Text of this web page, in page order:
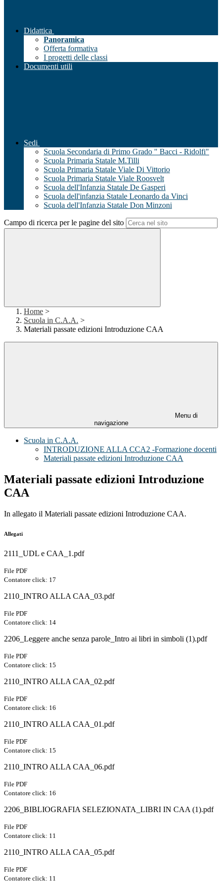
Didattica
Panoramica
Offerta formativa
I progetti delle classi
Documenti utili
Sedi
Scuola Secondaria di Primo Grado " Bacci - Ridolfi"
Scuola Primaria Statale M.Tilli
Scuola Primaria Statale Viale Di Vittorio
Scuola Primaria Statale Viale Roosvelt
Scuola dell'Infanzia Statale De Gasperi
Scuola dell'infanzia Statale Leonardo da Vinci
Scuola dell'Infanzia Statale Don Minzoni
Campo di ricerca per le pagine del sito
Home >
Scuola in C.A.A. >
Materiali passate edizioni Introduzione CAA
Menu di
navigazione
Scuola in C.A.A.
INTRODUZIONE ALLA CCA2 -Formazione docenti
Materiali passate edizioni Introduzione CAA
Materiali passate edizioni Introduzione
CAA
In allegato il Materiali passate edizioni Introduzione CAA.
Allegati
2111_UDL e CAA_1.pdf
File PDF
Contatore click: 17
2110_INTRO ALLA CAA_03.pdf
File PDF
Contatore click: 14
2206_Leggere anche senza parole_Intro ai libri in simboli (1).pdf
File PDF
Contatore click: 15
2110_INTRO ALLA CAA_02.pdf
File PDF
Contatore click: 16
2110_INTRO ALLA CAA_01.pdf
File PDF
Contatore click: 15
2110_INTRO ALLA CAA_06.pdf
File PDF
Contatore click: 16
2206_BIBLIOGRAFIA SELEZIONATA_LIBRI IN CAA (1).pdf
File PDF
Contatore click: 11
2110_INTRO ALLA CAA_05.pdf
File PDF
Contatore click: 11